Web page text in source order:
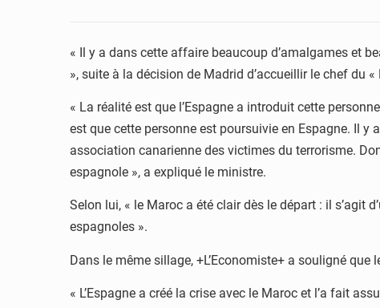
« Il y a dans cette affaire beaucoup d’amalgames et
», suite à la décision de Madrid d’accueillir le chef du
« La réalité est que l’Espagne a introduit cette
est que cette personne est poursuivie en Espagne. Il
association canarienne des victimes du terrorisme.
espagnole », a expliqué le ministre.
Selon lui, « le Maroc a été clair dès le départ : il s’agit
espagnoles ».
Dans le même sillage, +L’Economiste+ a souligné
« L’Espagne a créé la crise avec le Maroc et l’a fait